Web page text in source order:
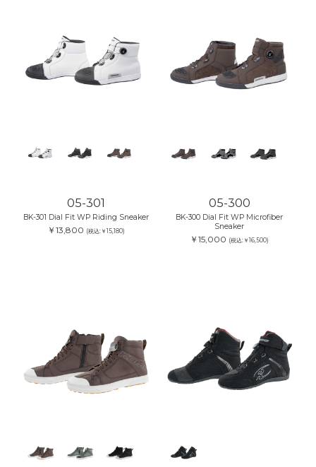
05-301
BK-301 Dial Fit WP Riding Sneaker
￥13,800 (税込:￥15,180)
05-300
BK-300 Dial Fit WP Microfiber
Sneaker
￥15,000 (税込:￥16,500)